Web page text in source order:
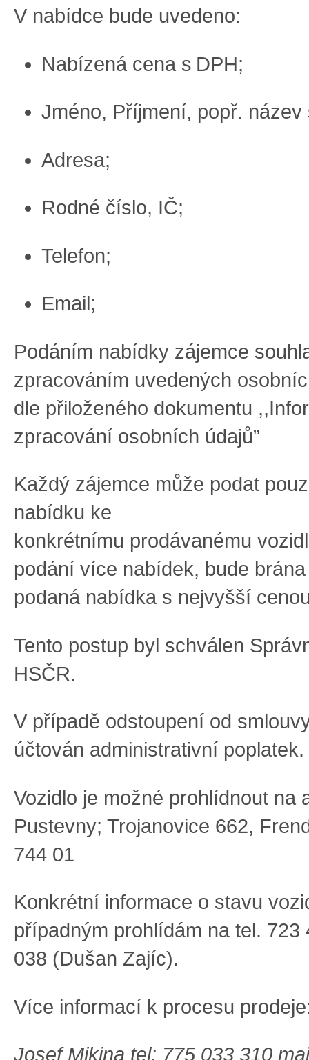
V nabídce bude uvedeno:
Nabízená cena s DPH;
Jméno, Příjmení, popř. název
Adresa;
Rodné číslo, IČ;
Telefon;
Email ;
Podáním nabídky zájemce
zpracováním uvedených
dle přiloženého dokumentu
zpracování osobních údajů”
Každý zájemce může podat
nabídku ke
konkrétnímu prodávanému
podání více nabídek, bude
podaná nabídka s nejvyšší
Tento postup byl schválen
HSČR.
V případě odstoupení od
účtován administrativní poplatek.
Vozidlo je možné prohlídnout na
Pustevny; Trojanovice 662,
744 01
Konkrétní informace o stavu
případným prohlídám na tel. 723
038 (Dušan Zajíc).
Více informací k procesu prodeje
Josef Mikina tel: 775 033 310